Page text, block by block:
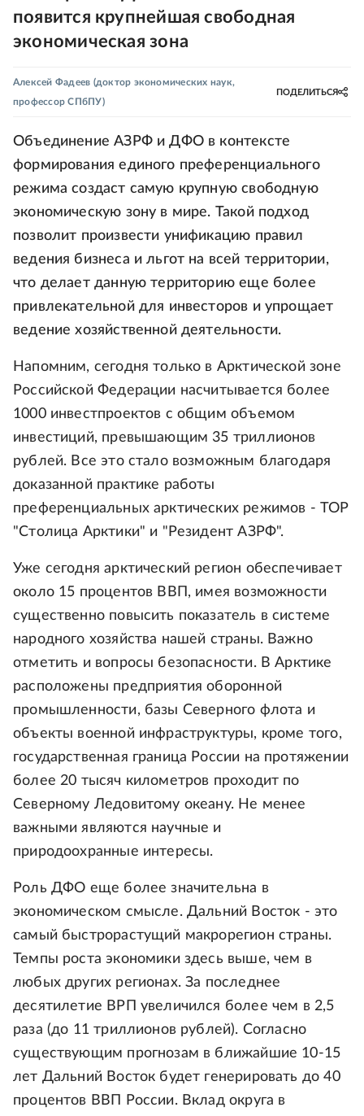
появится крупнейшая свободная
экономическая зона
Алексей Фадеев (доктор экономических наук,
профессор СПбПУ)
ПОДЕЛИТЬСЯ
Объединение АЗРФ и ДФО в контексте
формирования единого преференциального
режима создаст самую крупную свободную
экономическую зону в мире. Такой подход
позволит произвести унификацию правил
ведения бизнеса и льгот на всей территории,
что делает данную территорию еще более
привлекательной для инвесторов и упрощает
ведение хозяйственной деятельности.
Напомним, сегодня только в Арктической зоне
Российской Федерации насчитывается более
1000 инвестпроектов с общим объемом
инвестиций, превышающим 35 триллионов
рублей. Все это стало возможным благодаря
доказанной практике работы
преференциальных арктических режимов - ТОР
"Столица Арктики" и "Резидент АЗРФ".
Уже сегодня арктический регион обеспечивает
около 15 процентов ВВП, имея возможности
существенно повысить показатель в системе
народного хозяйства нашей страны. Важно
отметить и вопросы безопасности. В Арктике
расположены предприятия оборонной
промышленности, базы Северного флота и
объекты военной инфраструктуры, кроме того,
государственная граница России на протяжении
более 20 тысяч километров проходит по
Северному Ледовитому океану. Не менее
важными являются научные и
природоохранные интересы.
Роль ДФО еще более значительна в
экономическом смысле. Дальний Восток - это
самый быстрорастущий макрорегион страны.
Темпы роста экономики здесь выше, чем в
любых других регионах. За последнее
десятилетие ВРП увеличился более чем в 2,5
раза (до 11 триллионов рублей). Согласно
существующим прогнозам в ближайшие 10-15
лет Дальний Восток будет генерировать до 40
процентов ВВП России. Вклад округа в